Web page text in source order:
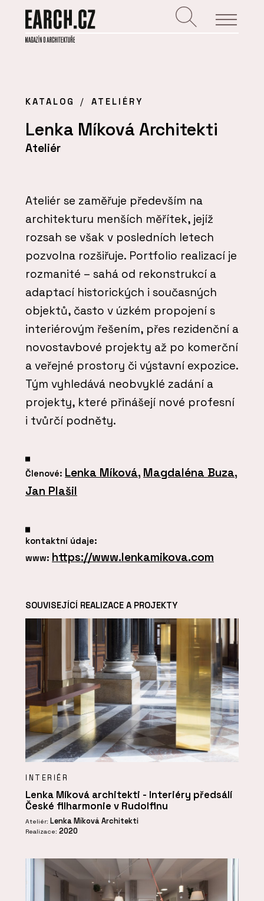
KATALOG ATELIÉRY
Lenka Míková Architekti
Ateliér
Ateliér se zaměřuje především na
architekturu menších měřítek, jejíž
rozsah se však v posledních letech
pozvolna rozšiřuje. Portfolio realizací je
rozmanité – sahá od rekonstrukcí a
adaptací historických i současných
objektů, často v úzkém propojení s
interiérovým řešením, přes rezidenční a
novostavbové projekty až po komerční
a veřejné prostory či výstavní expozice.
Tým vyhledává neobvyklé zadání a
projekty, které přinášejí nové profesní
i tvůrčí podněty.
Členové: Lenka Míková, Magdaléna Buza,
Jan Plašil
kontaktní údaje:
www: https://www.lenkamikova.com
SOUVISEJÍCÍ REALIZACE A PROJEKTY
INTERIÉR
Lenka Míková architekti - Interiéry předsálí
České filharmonie v Rudolfinu
Ateliér: Lenka Míková Architekti
Realizace: 2020